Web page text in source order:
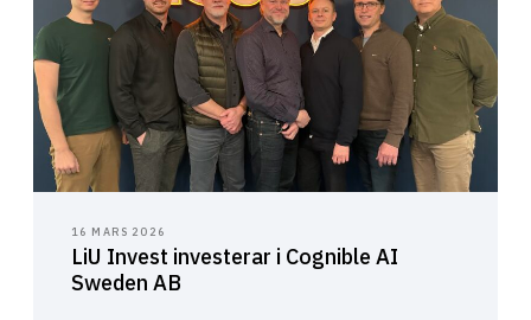
16 MARS 2026
LiU Invest investerar i Cognible AI
Sweden AB